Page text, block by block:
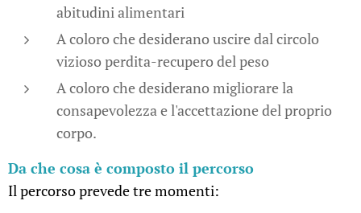
abitudini alimentari
A coloro che desiderano uscire dal circolo
vizioso perdita-recupero del peso
A coloro che desiderano migliorare la
consapevolezza e l'accettazione del proprio
corpo.
Da che cosa è composto il percorso
Il percorso prevede tre momenti: